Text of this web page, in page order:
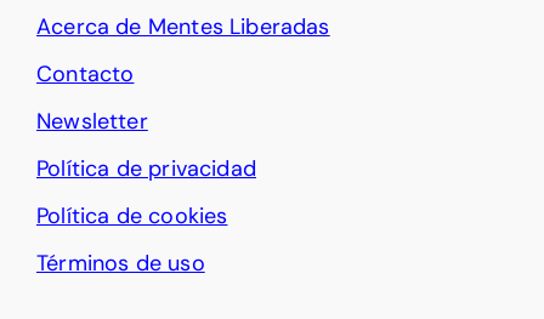
Acerca de Mentes Liberadas
Contacto
Newsletter
Política de privacidad
Política de cookies
Términos de uso